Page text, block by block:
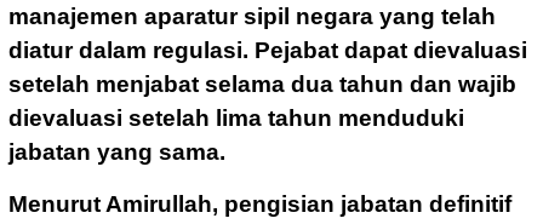
manajemen aparatur sipil negara yang telah
diatur dalam regulasi. Pejabat dapat dievaluasi
setelah menjabat selama dua tahun dan wajib
dievaluasi setelah lima tahun menduduki
jabatan yang sama.
Menurut Amirullah, pengisian jabatan definitif